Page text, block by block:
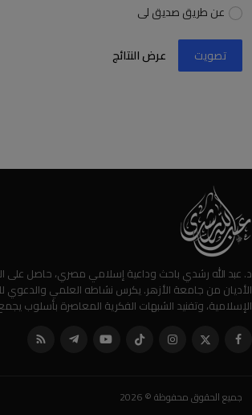
عن طريق صديق لى
تصويت عرض النتائج
د. عبد الله رشدي باحث وداعية إسلامي مصري، حاصل على
الأديان من جامعة الأزهر. يكرس نشاطه العلمي والدعوي
الإسلامية، وتفنيد الشبهات الفكرية المعاصرة بأسلوب
جميع الحقوق محفوظة © 2026